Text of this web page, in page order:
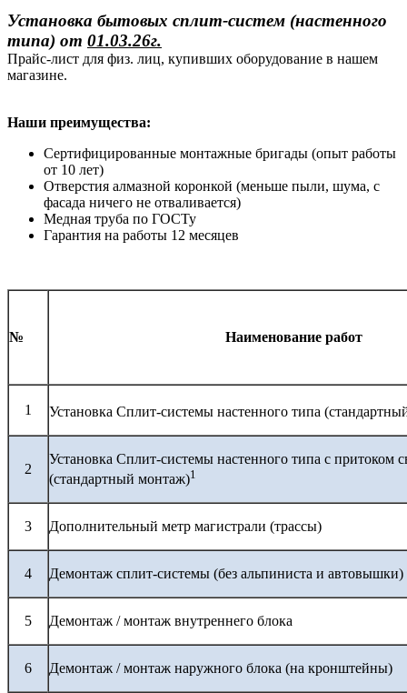
Установка бытовых сплит-систем (настенного
типа) от 01.03.26г.
Прайс-лист для физ. лиц, купивших оборудование в нашем
магазине.
Наши преимущества:
Сертифицированные монтажные бригады (опыт работы
от 10 лет)
Отверстия алмазной коронкой (меньше пыли, шума, с
фасада ничего не отваливается)
Медная труба по ГОСТу
Гарантия на работы 12 месяцев
№ Наименование работ
1 Установка Сплит-системы настенного типа
2
Установка Сплит-системы настенного типа с притоком
(стандартный монтаж)1
3 Дополнительный метр магистрали (трассы)
4 Демонтаж сплит-системы (без альпиниста и автовышки)
5 Демонтаж / монтаж внутреннего блока
6 Демонтаж / монтаж наружного блока (на кронштейны)